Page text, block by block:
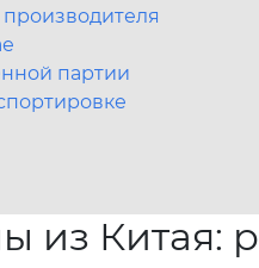
партии
из Китая: